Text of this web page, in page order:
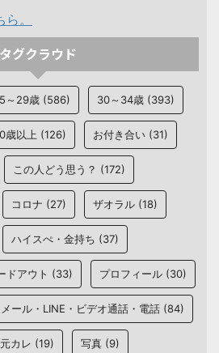
。
タグクラウド
～29歳 (586) 30～34歳 (393)
歳以上 (126) お付き合い (31)
この人どう思う？ (172)
コロナ (27) ザオラル (18)
ハイスぺ・金持ち (37)
ドアウト (33) プロフィール (30)
メール・LINE・ビデオ通話・電話 (84)
元カレ (19) 写真 (9)